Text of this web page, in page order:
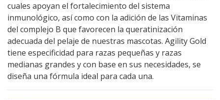
cuales apoyan el fortalecimiento del sistema
inmunológico, así como con la adición de las Vitaminas
del complejo B que favorecen la queratinización
adecuada del pelaje de nuestras mascotas. Agility Gold
tiene especificidad para razas pequeñas y razas
medianas grandes y con base en sus necesidades, se
diseña una fórmula ideal para cada una.